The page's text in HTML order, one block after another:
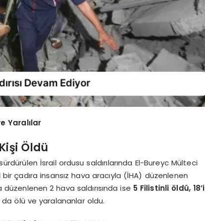
Yaralılar
Öldü
İsrail ordusu saldırılarında El-Bureyc Mülteci
bir çadıra insansız hava aracıyla (İHA) düzenlenen
2 hava saldırısında ise 5 Filistinli öldü, 18’i
ölü ve yaralananlar oldu.